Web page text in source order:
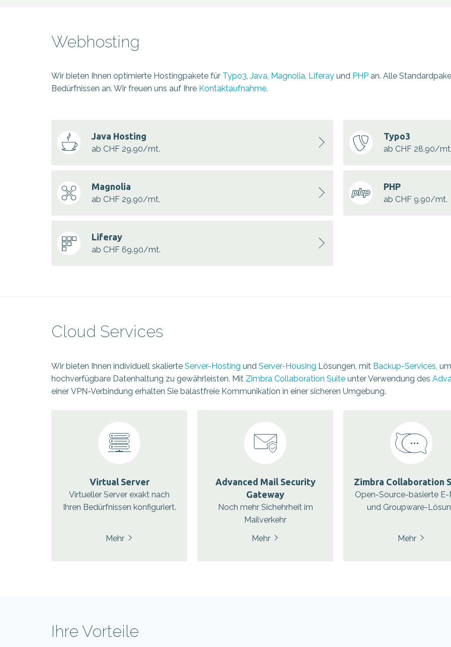
Webhosting
Wir bieten Ihnen optimierte Hostingpakete für Typo3, Java, Magnolia, Liferay und PHP an. Alle
Bedürfnissen an. Wir freuen uns auf Ihre Kontaktaufnahme.
Java Hosting
ab CHF 29.90/mt.
Typo3
ab CHF 28.90/
Magnolia
ab CHF 29.90/mt.
PHP
ab CHF 9.90/mt.
Liferay
ab CHF 69.90/mt.
Cloud Services
Wir bieten Ihnen individuell skalierte Server-Hosting und Server-Housing Lösungen, mit Backup-Services ,
hochverfügbare Datenhaltung zu gewährleisten. Mit Zimbra Collaboration Suite unter Verwendung des
einer VPN-Verbindung erhalten Sie balastfreie Kommunikation in einer sicheren Umgebung.
Virtual Server
Virtueller Server exakt nach
Ihren Bedürfnissen konfiguriert.
Mehr
Advanced Mail Security
Gateway
Noch mehr Sichehrheit im
Mailverkehr
Mehr
Zimbra Collaboration
Open-Source-basierte
und Groupware-
Mehr
Ihre Vorteile